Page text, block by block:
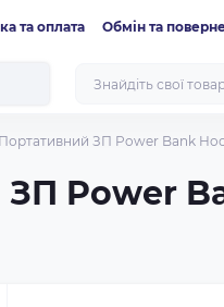
та оплата Обмін та
Портативний ЗП Power Bank
Power